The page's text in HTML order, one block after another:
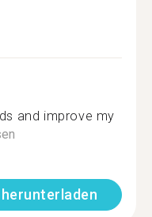
and improve my